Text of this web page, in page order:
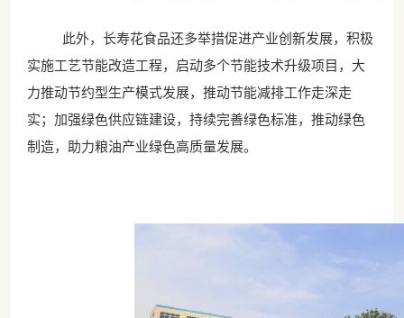
此外，长寿花食品还多举措促进产业创新发展，积极
实施工艺节能改造工程，启动多个节能技术升级项目，大
力推动节约型生产模式发展，推动节能减排工作走深走
实；加强绿色供应链建设，持续完善绿色标准，推动绿色
制造，助力粮油产业绿色高质量发展。